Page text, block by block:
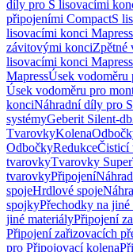
díly pro S lisovacími
připojeními CompactS
lisovacími konci Mapress
závitovými konciZpětné
lisovacími konci Mapress
MapressÚsek vodoměru
Úsek vodoměru pro
konciNáhradní díly pro
systémyGeberit Silent-
TvarovkyKolena
OdbočkyRedukceČisticí
tvarovkyTvarovky
tvarovkyPřipojení
spojeHrdlové spoje
spojkyPřechodky na jiné
jiné materiályPřipojení
Připojení zařizovacích
pro Připojovací kolena